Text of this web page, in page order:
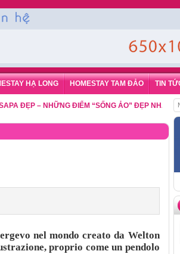
HẠ LONG HOMESTAY TAM ĐẢO TIN
ĐẸP – NHỮNG ĐIỂM “SỐNG ẢO” ĐẸP NHẤT CHO
nel mondo creato da Welton
proprio come un pendolo